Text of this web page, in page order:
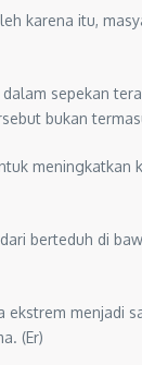
karena itu,
sepekan
bukan
berteduh di
(Er)